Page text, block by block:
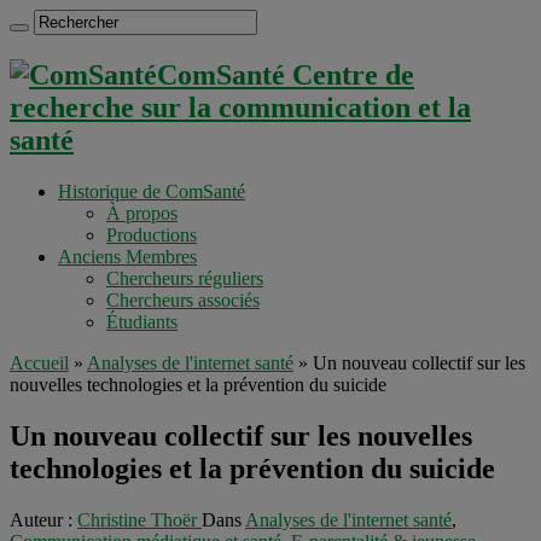
ComSanté Centre de
recherche sur la communication et la
santé
Historique de ComSanté
À propos
Productions
Anciens Membres
Chercheurs réguliers
Chercheurs associés
Étudiants
Accueil » Analyses de l'internet santé » Un nouveau collectif sur les
nouvelles technologies et la prévention du suicide
Un nouveau collectif sur les nouvelles
technologies et la prévention du suicide
Auteur : Christine ThoërDans Analyses de l'internet santé,